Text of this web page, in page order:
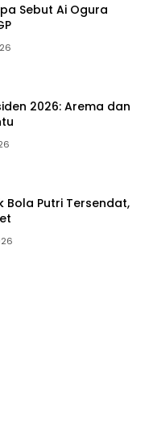
Sebut Ai Ogura
2026: Arema dan
Bola Putri Tersendat,